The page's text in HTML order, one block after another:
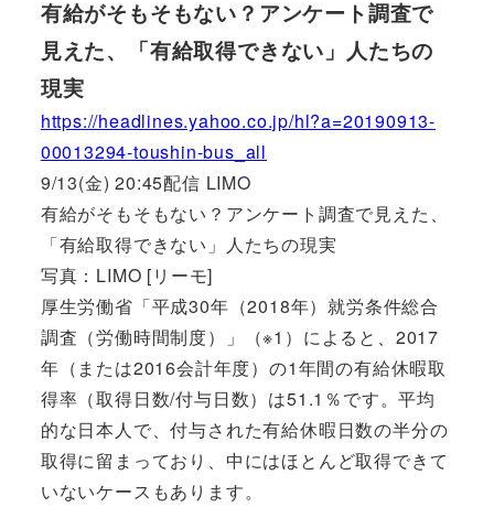
有給がそもそもない？アンケート調査で
見えた、「有給取得できない」人たちの
現実
https://headlines.yahoo.co.jp/hl?a=20190913-
00013294-toushin-bus_all
9/13(金) 20:45配信 LIMO
有給がそもそもない？アンケート調査で見えた、
「有給取得できない」人たちの現実
写真：LIMO [リーモ]
厚生労働省「平成30年（2018年）就労条件総合
調査（労働時間制度）」（※1）によると、2017
年（または2016会計年度）の1年間の有給休暇取
得率（取得日数/付与日数）は51.1％です。平均
的な日本人で、付与された有給休暇日数の半分の
取得に留まっており、中にはほとんど取得できて
いないケースもあります。